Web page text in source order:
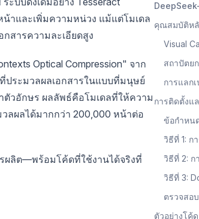
าและเพิ่มความหน่วง แม้แต่โมเดล
สารความละเอียดสูง
Optical Compression" จาก
ประมวลผลเอกสารในแบบที่มนุษย์
วอักษร ผลลัพธ์คือโมเดลที่ให้ความ
ลผลได้มากกว่า 200,000 หน้าต่อ
ผลิต—พร้อมโค้ดที่ใช้งานได้จริงที่
คุณสมบัติหลั
Visual
สถาปัตย
การแลก
การติดตั้งแ
ข้อกำหน
วิธีที่ 1: ก
วิธีที่ 2: ก
วิธีที่ 3:
ตรวจสอ
ตัวอย่างโค้